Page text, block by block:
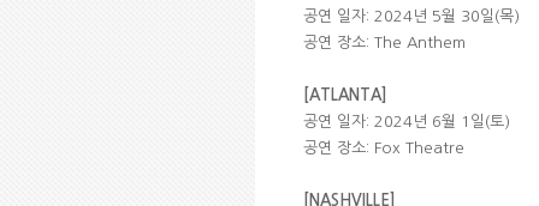
공연 일자: 2024년 5월 30일(목)
공연 장소: The Anthem
[ATLANTA]
공연 일자: 2024년 6월 1일(토)
공연 장소: Fox Theatre
[NASHVILLE]